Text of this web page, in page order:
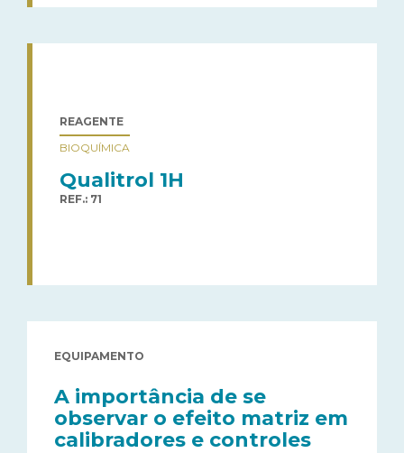
REAGENTE
BIOQUÍMICA
Qualitrol 1H
REF.: 71
EQUIPAMENTO
A importância de se
observar o efeito matriz em
calibradores e controles